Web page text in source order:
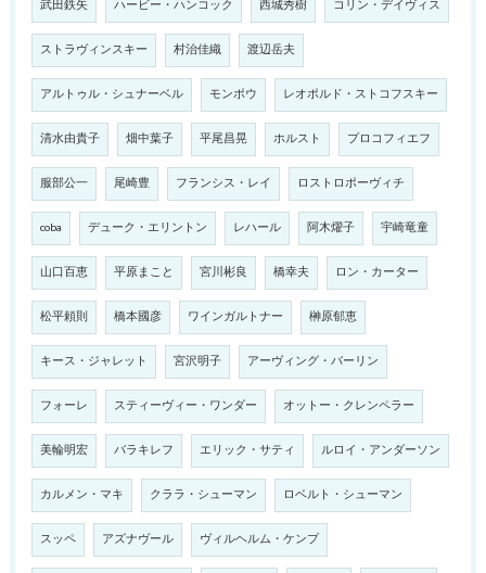
武田鉄矢 ハービー・ハンコック 西城秀樹 コリン・デイヴィス
ストラヴィンスキー 村治佳織 渡辺岳夫
アルトゥル・シュナーベル モンポウ レオポルド・ストコフスキー
清水由貴子 畑中葉子 平尾昌晃 ホルスト プロコフィエフ
服部公一 尾崎豊 フランシス・レイ ロストロポーヴィチ
coba デューク・エリントン レハール 阿木燿子 宇崎竜童
山口百恵 平原まこと 宮川彬良 橋幸夫 ロン・カーター
松平頼則 橋本國彦 ワインガルトナー 榊原郁恵
キース・ジャレット 宮沢明子 アーヴィング・バーリン
フォーレ スティーヴィー・ワンダー オットー・クレンペラー
美輪明宏 バラキレフ エリック・サティ ルロイ・アンダーソン
カルメン・マキ クララ・シューマン ロベルト・シューマン
スッペ アズナヴール ヴィルヘルム・ケンプ